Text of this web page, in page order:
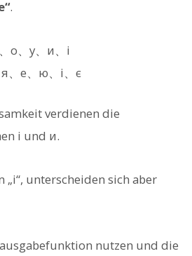
.
о、у、и、і
я、е、ю、і、є
verdienen die
і und и.
„i“, unterscheiden sich aber
nutzen und die